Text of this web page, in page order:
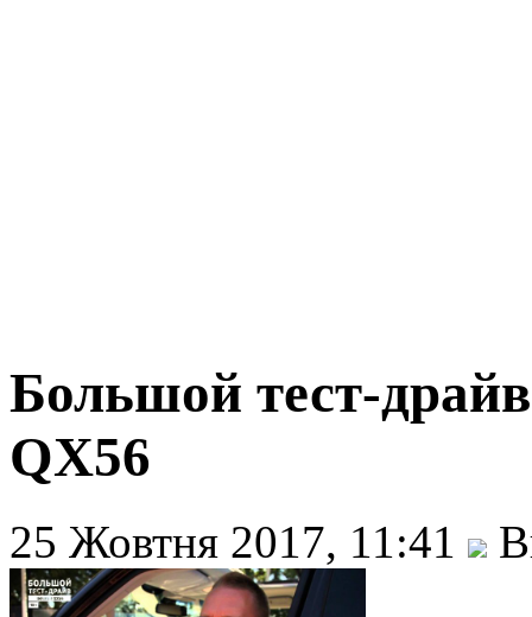
Большой тест-
QX56
25 Жовтня 2017, 11:41